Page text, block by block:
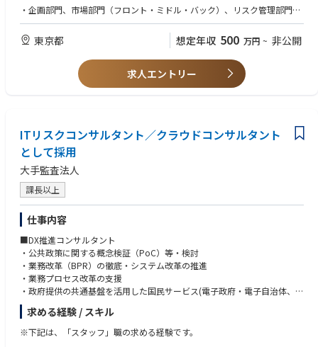
■サステナビリティ
■その他経営管理基盤整備全般に関するコンサルティング
※将来的に複数分野に渡って専門能力を発揮してもらうことを想定してい
ム高度化に係る業務要件定義等の支援
リスク管理態勢（ERM・非財務リスク含む）の高度化支援：リスクアペタ
イト・フレームワークの整備、リスクガバナンス（3線モデル）の設計・
運用、リスクデータ集計・報告態勢（BCBS239等）の整備、金融リスク管
理手法・リスクモデルの高度化・検証、リスク・カルチャー醸成、投融
資・新規ビジネスに係るリスク評価、商品・サービス管理（プロダクトガ
ンスリスクアセスメント、グループ・グローバル管理、不正リスク・カル
チャー評価、研修、コンダクトリスク管理、AML/CFT、反社・贈収賄、FA
TCA、経済制裁対応等の支援
内部監査・監査役等監査態勢の高度化支援：外部評価・成熟度評価、リス
クアセスメント、監査計画・監査手続の高度化、継続的モニタリング、品
質評価、3線モデルの整備、監査DX、コソーシング等の支援
財務・経理部門等に対する、財務・経理・決算プロセスの早期化・高度
化・業務再構築（BPR）、会計基準や税制改正等に向けた業務構築支援等
業務改革/プロセス最適化に係る上流支援（企画・構想段階から支援）
例：要件定義、業務フロー作成、規程類・マニュアル策定、UAT計画・実
必要に応じたデータ・テクノロジー活用による実務支援
例：データ整備・集計・可視化、EUC・簡易システム開発、RPA活用等
・企画部門、市場部門（フロント・ミドル・バック）、リスク管理部門、
コンプライアンス部門、内部監査部門での実務経験
・経理・財務部門での経理・財務領域の実務経験（決算等）
・金融規制対応（バーゼル規制、デリバティブ規制、AML/CFT、各種監督
指針等）に係るプロジェクト経験
・業務改革、システム企画・ユーザー部門でのプロジェクト経験
・コンサル/監査法人/法律事務所での金融機関に対するアドバイザリー経
・国際機関、政府系機関、金融監督当局での実務経験
・法規制関連業務の経験
・日本語での高いコミュニケーション力（要件整理、資料作成、ファシリ
テーション）
■応募資格（歓迎）
・バーゼル規制、市場関連規制（デリバティブ規制、MiFID II等）、AML/C
FT等の特定規制領域に関する深い知見
・会計/規制の知見（IFRS/USGAAP、J-SOX/US-SOX、バーゼル、各種監督
指針、当局対応）
・リスク管理（市場リスク、信用リスク、流動性リスク、オペレーショナ
ルリスク等）に関する定量的・定性的な実務知識
・金融商品（デリバティブ、証券化商品、ファンド等）に関する知識
・規制文書の読解・分析、海外当局とのコミュニケーション経験
・英語での実務コミュニケーション（海外案件/グローバル連携の経験、T
OEIC700点目安）
東京都 想定年収 500 万円 ~ 非公開
求人エントリー
ITリスクコンサルタント／クラウドコンサルタント
として採用
大手監査法人
課長以上
仕事内容
■DX推進コンサルタント
・公共政策に関する概念検証（PoC）等・検討
・業務改革（BPR）の徹底・システム改革の推進
・業務プロセス改革の支援
・政府提供の共通基盤を活用した国民サービス(電子政府・電子自治体、ス
マートシティ、地方創生等)の提供支援
・システム再構築調達支援
・プロジェクト管理支援
求める経験 / スキル
※下記は、「スタッフ」職の求める経験です。